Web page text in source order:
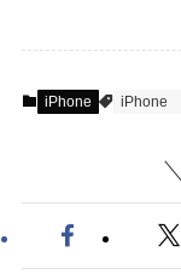
iPhone iPhone